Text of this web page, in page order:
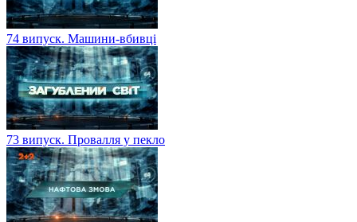
74 випуск. Машини-вбивці
73 випуск. Провалля у пекло